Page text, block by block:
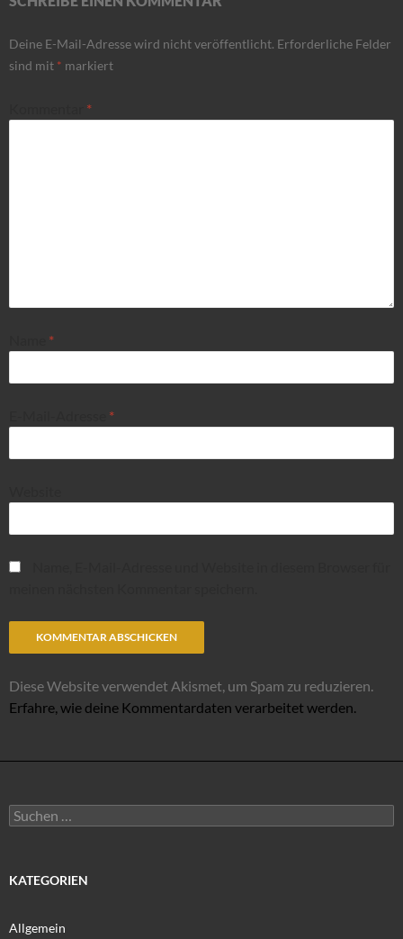
Deine E-Mail-Adresse wird nicht veröffentlicht. Erforderliche Felder
sind mit * markiert
*
*
*
Diese Website verwendet Akismet, um Spam zu reduzieren.
Erfahre, wie deine Kommentardaten verarbeitet werden.
Suchen
nach:
KATEGORIEN
Allgemein